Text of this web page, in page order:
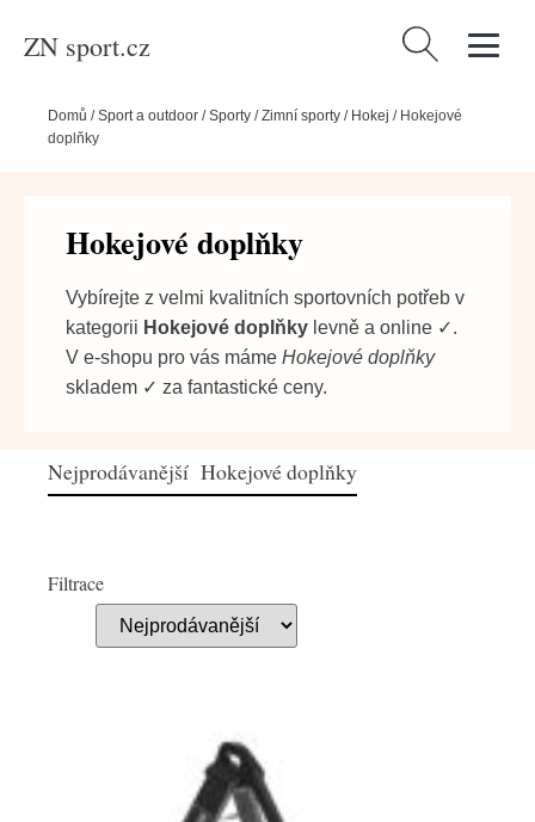
ZN sport.cz Vyhledávání
Domů /Sport a outdoor /Sporty /Zimní sporty / Hokej / Hokejové
doplňky
Hokejové doplňky
Vybírejte z velmi kvalitních sportovních potřeb v
kategorii Hokejové doplňky levně a online ✓.
V e-shopu pro vás máme Hokejové doplňky
skladem ✓ za fantastické ceny.
Nejprodávanější Hokejové doplňky
Filtrace